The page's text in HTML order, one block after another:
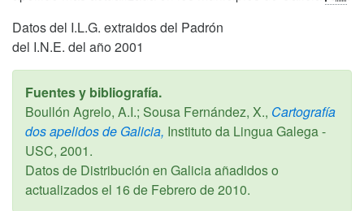
Datos del I.L.G. extraidos del Padrón
del I.N.E. del año 2001
Fuentes y bibliografía.
Boullón Agrelo, A.I.; Sousa Fernández, X., Cartografía
dos apelidos de Galicia, Instituto da Lingua Galega -
USC, 2001.
Datos de Distribución en Galicia añadidos o
actualizados el 16 de Febrero de 2010.